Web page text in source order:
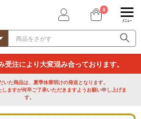
0
ﾒﾆｭｰ
受注により大変混み合っております。
いた商品は、夏季休業明けの発送となります。
ますが何卒ご了承いただきますようお願い申し上げま
す。